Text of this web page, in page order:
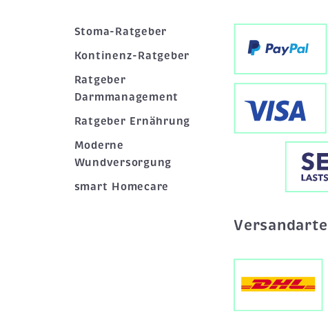
Stoma-Ratgeber
Kontinenz-Ratgeber
Ratgeber
Darmmanagement
Ratgeber Ernährung
Moderne
Wundversorgung
smart Homecare